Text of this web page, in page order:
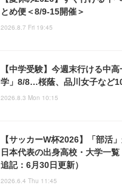
とめ便＜8/9-15開催＞
2026.8.7 Fri 19:45
【中学受験】今週末行ける中高
学」8/8…桜蔭、品川女子など
2026.8.3 Mon 10:15
【サッカーW杯2026】「部活
日本代表の出身高校・大学一
追記：6月30日更新）
2026.6.4 Thu 11:45